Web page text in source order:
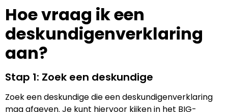
Hoe vraag ik een
deskundigenverklaring
aan?
Stap 1: Zoek een deskundige
Zoek een deskundige die een deskundigenverklaring
mag afgeven. Je kunt hiervoor kijken in het BIG-